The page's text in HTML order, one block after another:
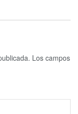
Los campos